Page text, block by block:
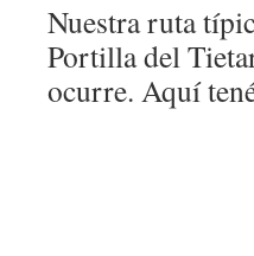
Nuestra ruta
Portilla del
ocurre. Aquí